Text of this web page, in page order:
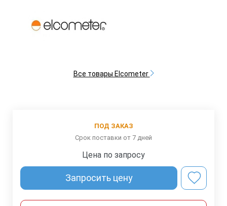
Все товары Elcometer
ПОД ЗАКАЗ
Срок поставки от 7 дней
Цена по запросу
Запросить цену